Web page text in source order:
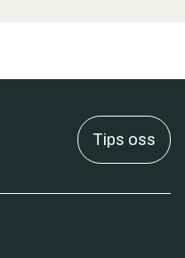
Tips oss